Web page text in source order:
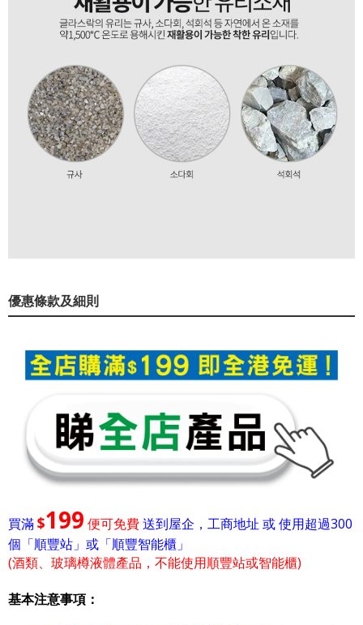
優惠條款及細則
買滿$199 便可免費送到屋企，工商地址 或 使用超過300
個「順豐站」或「順豐智能櫃」
(酒類、玻璃樽液體產品，不能使用順豐站或智能櫃)
基本注意事項：